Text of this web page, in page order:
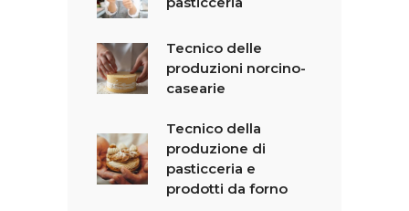
Tecnico delle
produzioni norcino-
casearie
Tecnico della
produzione di
pasticceria e
prodotti da forno